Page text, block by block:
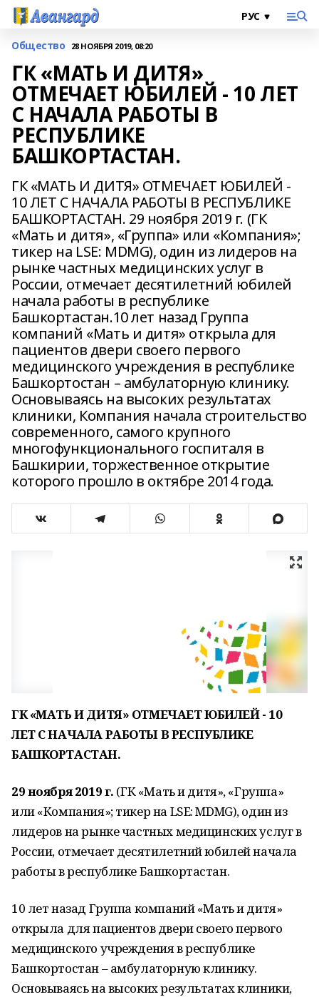
Общество 28 НОЯБРЯ 2019, 08:20
ГК «МАТЬ И ДИТЯ»
ОТМЕЧАЕТ ЮБИЛЕЙ - 10 ЛЕТ
С НАЧАЛА РАБОТЫ В
РЕСПУБЛИКЕ
БАШКОРТАСТАН.
ГК «МАТЬ И ДИТЯ» ОТМЕЧАЕТ ЮБИЛЕЙ -
10 ЛЕТ С НАЧАЛА РАБОТЫ В РЕСПУБЛИКЕ
БАШКОРТАСТАН. 29 ноября 2019 г. (ГК
«Мать и дитя», «Группа» или «Компания»;
тикер на LSE: MDMG), один из лидеров на
рынке частных медицинских услуг в
России, отмечает десятилетний юбилей
начала работы в республике
Башкортастан.10 лет назад Группа
компаний «Мать и дитя» открыла для
пациентов двери своего первого
медицинского учреждения в республике
Башкортостан – амбулаторную клинику.
Основываясь на высоких результатах
клиники, Компания начала строительство
современного, самого крупного
многофункционального госпиталя в
Башкирии, торжественное открытие
которого прошло в октябре 2014 года.
ГК «МАТЬ И ДИТЯ» ОТМЕЧАЕТ ЮБИЛЕЙ - 10
ЛЕТ С НАЧАЛА РАБОТЫ В РЕСПУБЛИКЕ
БАШКОРТАСТАН.
29 ноября 2019 г. (ГК «Мать и дитя», «Группа»
или «Компания»; тикер на LSE: MDMG), один из
лидеров на рынке частных медицинских услуг в
России, отмечает десятилетний юбилей начала
работы в республике Башкортастан.
10 лет назад Группа компаний «Мать и дитя»
открыла для пациентов двери своего первого
медицинского учреждения в республике
Башкортостан – амбулаторную клинику.
Основываясь на высоких результатах клиники,